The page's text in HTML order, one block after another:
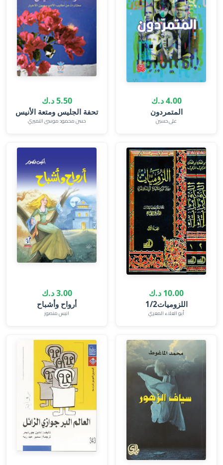
4.00 د.ك
المتمردون
على حسين
5.50 د.ك
تحفة الجليس ومتعة الأنيس
حسن محمود موسى النميري
10.00 د.ك
اللزوميات1/2
أبو العلاء المعري
3.00 د.ك
أرواح وأشباح
انيس منصور